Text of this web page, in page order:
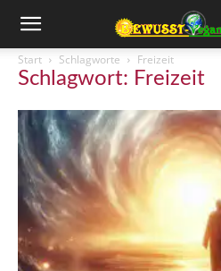
Start Schlagworte Freizeit
Schlagwort: Freizeit